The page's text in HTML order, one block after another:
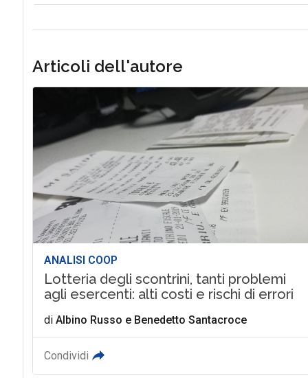
Articoli dell'autore
ANALISI COOP
Lotteria degli scontrini, tanti problemi
agli esercenti: alti costi e rischi di errori
di Albino Russo e Benedetto Santacroce
Condividi